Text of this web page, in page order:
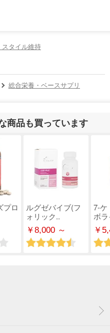
タイル維持
総合栄養・ベースサプリ
商品も買っています
プロ
ルグゼバイブ(フ
ォリック..
￥8,000 ～
7-ケ
ボ
￥